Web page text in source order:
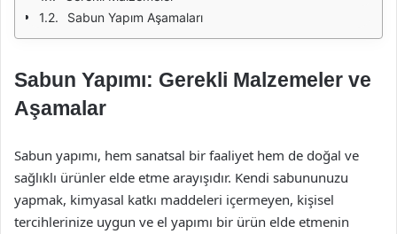
Sabun Yapım Aşamaları
Sabun Yapımı: Gerekli Malzemeler ve
Aşamalar
Sabun yapımı, hem sanatsal bir faaliyet hem de doğal ve
sağlıklı ürünler elde etme arayışıdır. Kendi sabununuzu
yapmak, kimyasal katkı maddeleri içermeyen, kişisel
tercihlerinize uygun ve el yapımı bir ürün elde etmenin